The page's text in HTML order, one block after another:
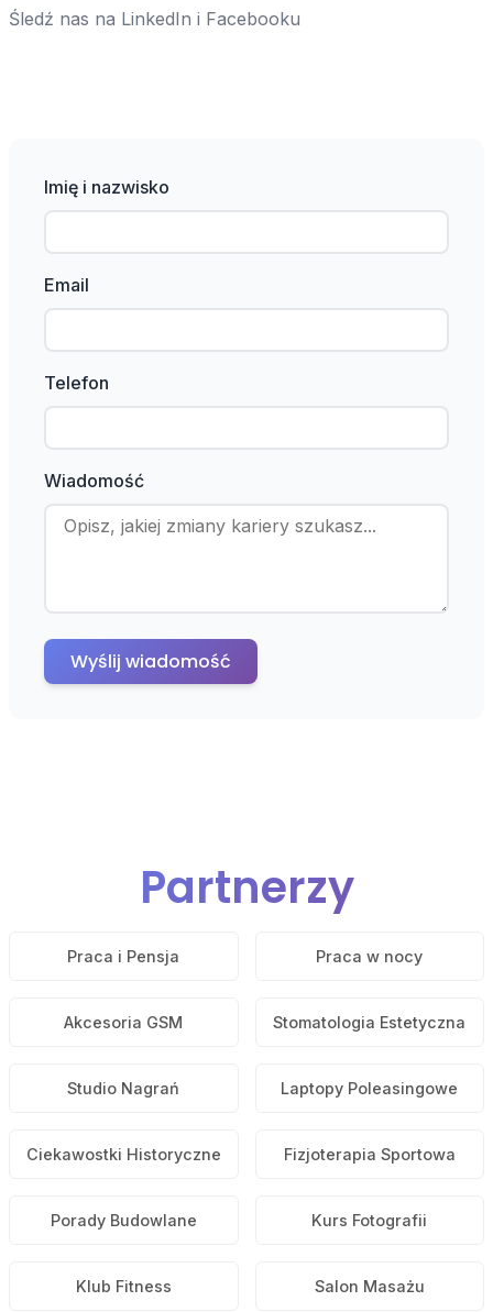
Śledź nas na LinkedIn i Facebooku
Imię i nazwisko
Email
Telefon
Wiadomość
Wyślij wiadomość
Partnerzy
Praca i Pensja Praca w nocy
Akcesoria GSM Stomatologia Estetyczna
Studio Nagrań Laptopy Poleasingowe
Ciekawostki Historyczne Fizjoterapia Sportowa
Porady Budowlane Kurs Fotografii
Klub Fitness Salon Masażu